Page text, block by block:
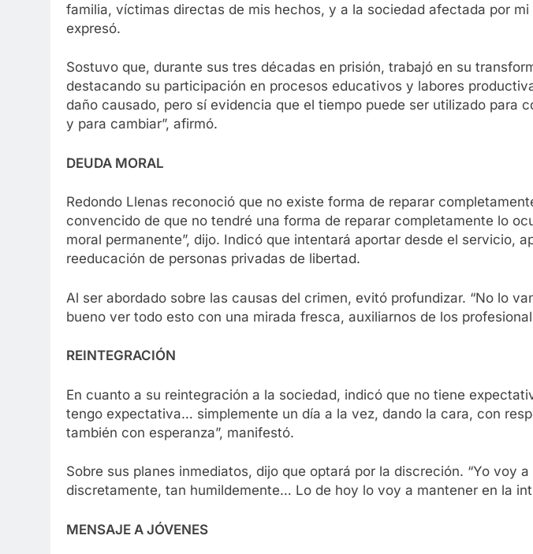
familia, víctimas directas de mis hechos, y a la sociedad afectada por mi
expresó.
Sostuvo que, durante sus tres décadas en prisión, trabajó en su
destacando su participación en procesos educativos y labores
daño causado, pero sí evidencia que el tiempo puede ser utilizado para
y para cambiar”, afirmó.
DEUDA MORAL
Redondo Llenas reconoció que no existe forma de reparar
convencido de que no tendré una forma de reparar completamente lo
moral permanente”, dijo. Indicó que intentará aportar desde el servicio,
reeducación de personas privadas de libertad.
Al ser abordado sobre las causas del crimen, evitó profundizar. “No lo
bueno ver todo esto con una mirada fresca, auxiliarnos de los
REINTEGRACIÓN
En cuanto a su reintegración a la sociedad, indicó que no tiene
tengo expectativa… simplemente un día a la vez, dando la cara, con
también con esperanza”, manifestó.
Sobre sus planes inmediatos, dijo que optará por la discreción. “Yo voy
discretamente, tan humildemente… Lo de hoy lo voy a mantener en la
MENSAJE A JÓVENES